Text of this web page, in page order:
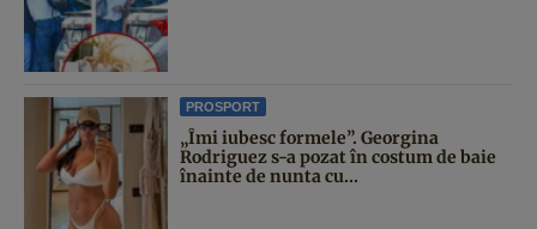
PROSPORT
„Îmi iubesc formele”. Georgina
Rodriguez s-a pozat în costum de baie
înainte de nunta cu...